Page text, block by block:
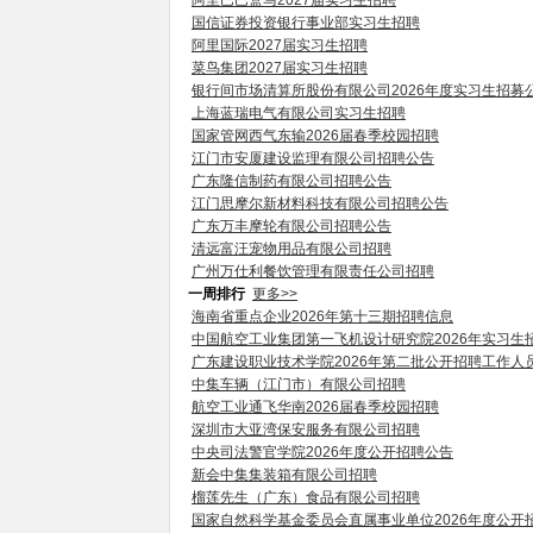
国信证券投资银行事业部实习生招聘
阿里国际2027届实习生招聘
菜鸟集团2027届实习生招聘
银行间市场清算所股份有限公司2026年度实习生招募
上海蓝瑞电气有限公司实习生招聘
国家管网西气东输2026届春季校园招聘
江门市安厦建设监理有限公司招聘公告
广东隆信制药有限公司招聘公告
江门思摩尔新材料科技有限公司招聘公告
广东万丰摩轮有限公司招聘公告
清远富汪宠物用品有限公司招聘
广州万仕利餐饮管理有限责任公司招聘
一周排行 更多>>
海南省重点企业2026年第十三期招聘信息
中国航空工业集团第一飞机设计研究院2026年实习生
广东建设职业技术学院2026年第二批公开招聘工作人
中集车辆（江门市）有限公司招聘
航空工业通飞华南2026届春季校园招聘
深圳市大亚湾保安服务有限公司招聘
中央司法警官学院2026年度公开招聘公告
新会中集集装箱有限公司招聘
榴莲先生（广东）食品有限公司招聘
国家自然科学基金委员会直属事业单位2026年度公开